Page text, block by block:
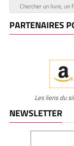
PARTENAIRES
Les liens du
NEWSLETTER